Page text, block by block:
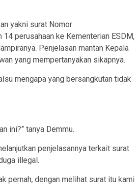
yakni surat Nomor
perusahaan ke Kementerian ESDM,
Penjelasan mantan Kepala
yang mempertanyakan sikapnya.
mengapa yang bersangkutan tidak
ini?” tanya Demmu.
penjelasannya terkait surat
illegal.
pernah, dengan melihat surat itu kami